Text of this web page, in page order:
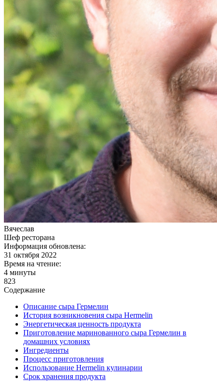
Вячеслав
Шеф ресторана
Информация обновлена:
31 октября 2022
Время на чтение:
4 минуты
823
Содержание
Описание сыра Гермелин
История возникновения сыра Hermelin
Энергетическая ценность продукта
Приготовление маринованного сыра Гермелин в
домашних условиях
Ингредиенты
Процесс приготовления
Использование Hermelin кулинарии
Срок хранения продукта